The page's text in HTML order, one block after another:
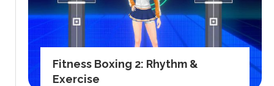
Fitness Boxing 2: Rhythm &
Exercise